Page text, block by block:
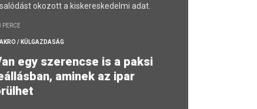
okozott a kiskereskedelmi adat.
PERCE
/ KÜLGAZDASÁG
egy szerencse is a paksi
aminek az ipar